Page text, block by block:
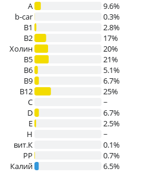
A
9.6%
b-car
0.3%
В1
2.8%
B2
17%
Холин
20%
B5
21%
B6
5.1%
B9
6.7%
B12
25%
C
~
D
6.7%
E
2.5%
H
~
вит.К
0.1%
PP
0.7%
Калий
6.5%